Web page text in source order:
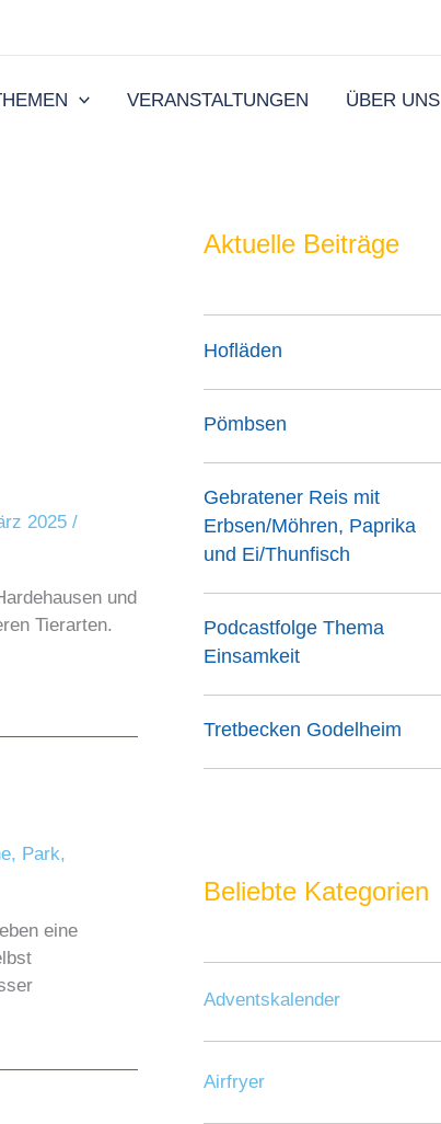
VERANSTALTUNGEN ÜBER UNS
2025 /
und
Tierarten.
, Park,
eine
Aktuelle Beiträge
Hofläden
Pömbsen
Gebratener Reis mit
Erbsen/Möhren, Paprika
und Ei/Thunfisch
Podcastfolge Thema
Einsamkeit
Tretbecken Godelheim
Beliebte Kategorien
Adventskalender
Airfryer